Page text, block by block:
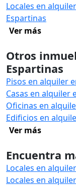
Locales en
Espartinas
Ver más
Otros
Espartinas
Pisos en alquiler
Casas en alquiler
Oficinas en
Edificios en
Ver más
Encuentra
Locales en
Locales en